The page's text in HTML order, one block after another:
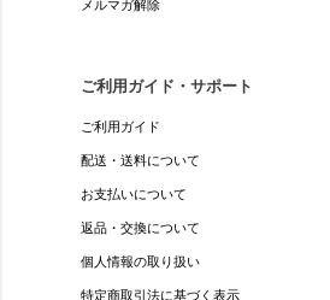
メルマガ解除
ご利用ガイド・サポート
ご利用ガイド
配送・送料について
お支払いについて
返品・交換について
個人情報の取り扱い
特定商取引法に基づく表示